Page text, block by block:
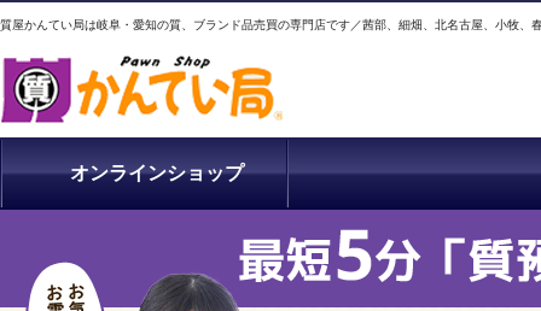
質屋かんてい局は岐阜・愛知の質、ブランド品売買の専門店です／茜部、細畑、北名古屋、小牧、
オンラインショップ